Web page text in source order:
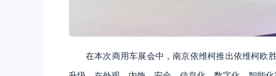
在本次商用车展会中，南京依维柯推出依维柯欧